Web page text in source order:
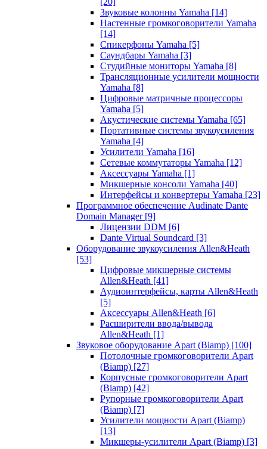
Звуковые колонны Yamaha [14]
Настенные громкоговорители Yamaha
[14]
Спикерфоны Yamaha [5]
Саундбары Yamaha [3]
Студийные мониторы Yamaha [8]
Трансляционные усилители мощности
Yamaha [8]
Цифровые матричные процессоры
Yamaha [5]
Акустические системы Yamaha [65]
Портативные системы звукоусиления
Yamaha [4]
Усилители Yamaha [16]
Сетевые коммутаторы Yamaha [12]
Аксессуары Yamaha [1]
Микшерные консоли Yamaha [40]
Интерфейсы и конвертеры Yamaha [23]
Программное обеспечение Audinate Dante
Domain Manager [9]
Лицензии DDM [6]
Dante Virtual Soundcard [3]
Оборудование звукоусиления Allen&Heath
[53]
Цифровые микшерные системы
Allen&Heath [41]
Аудиоинтерфейсы, карты Allen&Heath
[5]
Аксессуары Allen&Heath [6]
Расширители ввода/вывода
Allen&Heath [1]
Звуковое оборудование Apart (Biamp) [100]
Потолочные громкоговорители Apart
(Biamp) [27]
Корпусные громкоговорители Apart
(Biamp) [42]
Рупорные громкоговорители Apart
(Biamp) [7]
Усилители мощности Apart (Biamp)
[13]
Микшеры-усилители Apart (Biamp) [3]